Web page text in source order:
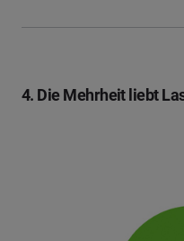
4. Die Mehrheit liebt